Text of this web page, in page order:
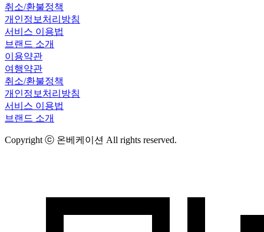
취소/환불정책
개인정보처리방침
서비스 이용법
브랜드 소개
이용약관
여행약관
취소/환불정책
개인정보처리방침
서비스 이용법
브랜드 소개
Copyright ⓒ 온베케이션 All rights reserved.